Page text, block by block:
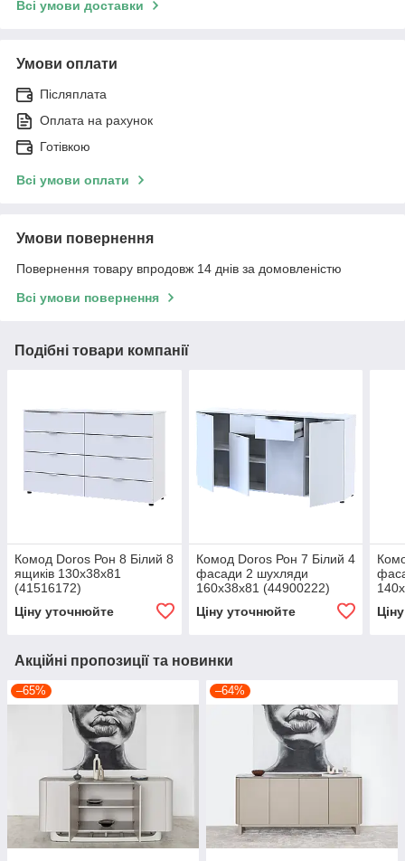
Всі умови доставки
Умови оплати
Післяплата
Оплата на рахунок
Готівкою
Всі умови оплати
Умови повернення
Повернення товару впродовж 14 днів за домовленістю
Всі умови повернення
Подібні товари компанії
Комод Doros Рон 8 Білий 8
ящиків 130х38х81
(41516172)
Ціну уточнюйте
Комод Doros Рон 7 Білий 4
фасади 2 шухляди
160х38х81 (44900222)
Ціну уточнюйте
Акційні пропозиції та новинки
–65% –64%